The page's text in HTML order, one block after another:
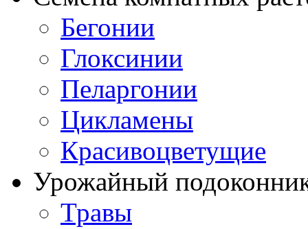
Бегонии
Глоксинии
Пеларгонии
Цикламены
Красивоцветущие
Урожайный
Травы